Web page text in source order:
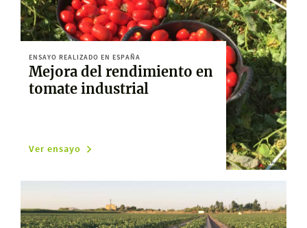
ENSAYO REALIZADO EN ESPAÑA
Mejora del rendimiento en
tomate industrial
Ver ensayo